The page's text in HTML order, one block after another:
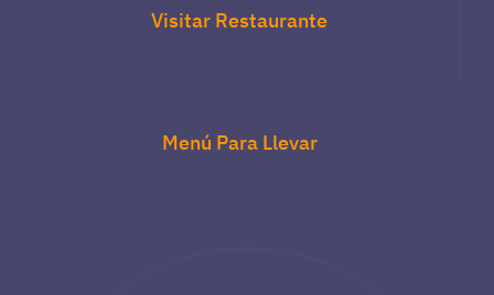
Visitar Restaurante
Menú Para Llevar